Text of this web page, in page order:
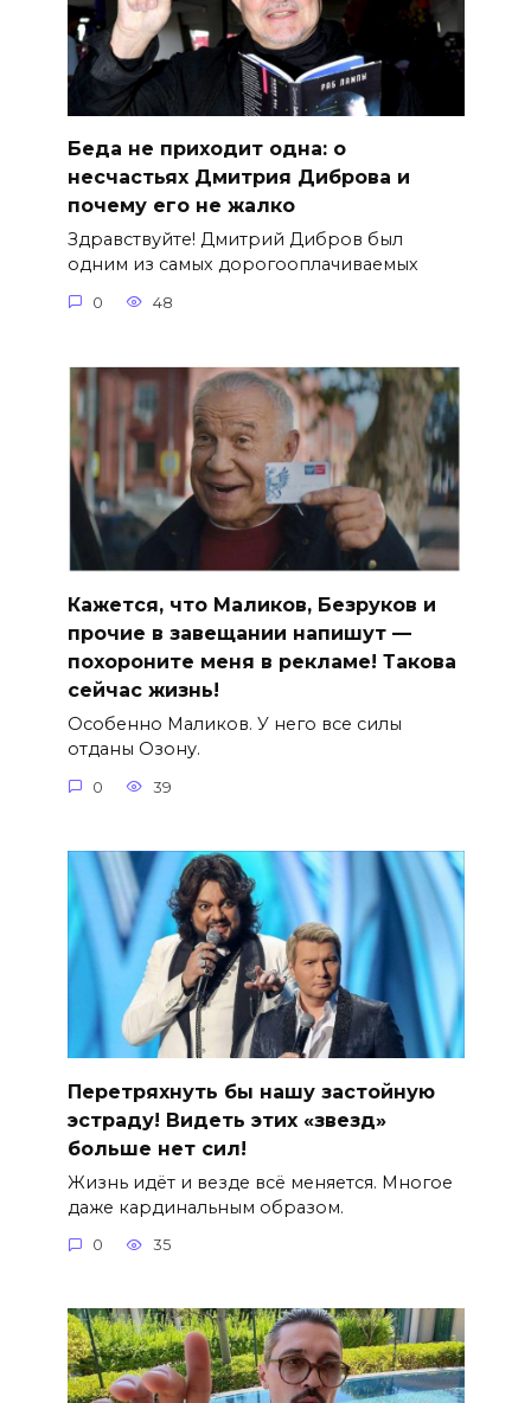
Беда не приходит одна: о
несчастьях Дмитрия Диброва и
почему его не жалко
Здравствуйте! Дмитрий Дибров был
одним из самых дорогооплачиваемых
0 48
Кажется, что Маликов, Безруков и
прочие в завещании напишут —
похороните меня в рекламе! Такова
сейчас жизнь!
Особенно Маликов. У него все силы
отданы Озону.
0 39
Перетряхнуть бы нашу застойную
эстраду! Видеть этих «звезд»
больше нет сил!
Жизнь идёт и везде всё меняется. Многое
даже кардинальным образом.
0 35